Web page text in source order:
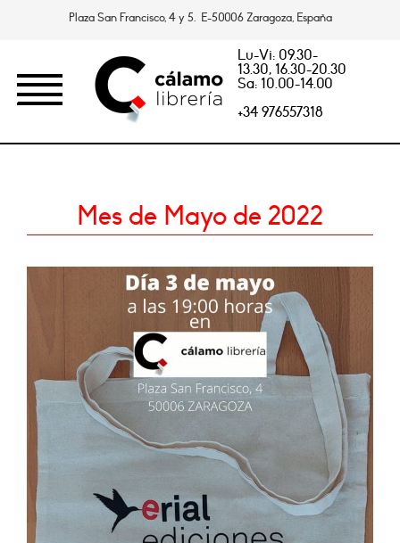
Plaza San Francisco, 4 y 5. E-50006 Zaragoza, España
Lu-Vi: 09.30-
13.30, 16.30-20.30
Sa: 10.00-14.00
+34 976557318
Mes de Mayo de 2022